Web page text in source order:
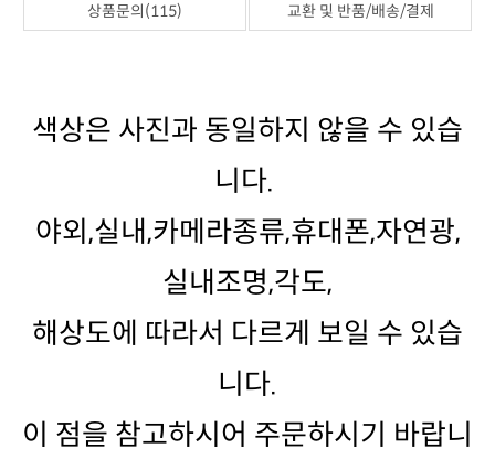
상품문의(115) 교환 및 반품/배송/결제
니다.
실내조명,각도,
니다.